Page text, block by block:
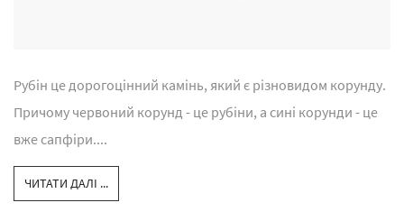
Рубін це дорогоцінний камінь, який є різновидом корунду.
Причому червоний корунд - це рубіни, а сині корунди - це
вже сапфіри....
ЧИТАТИ ДАЛІ ...